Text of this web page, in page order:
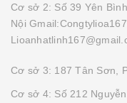
Cơ sở 2: Số 39 Yên
Nội
Cơ sở 3: 187 Tân Sơn,
Cơ sở 4: Số 212